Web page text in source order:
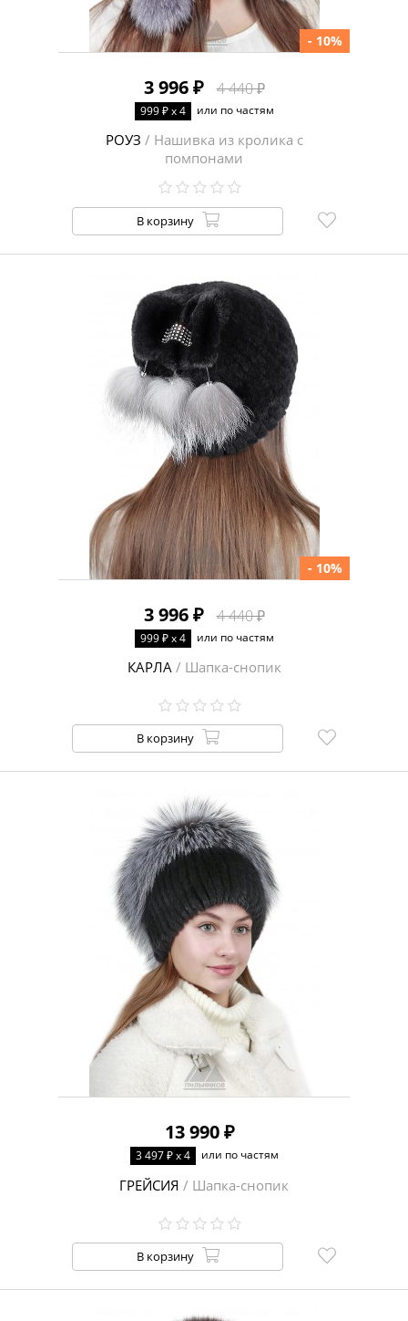
3 996 ₽ 4 440 ₽
- 10%
999 ₽ x 4 или по частям
РОУЗ / Нашивка из кролика с
помпонами
В корзину
3 996 ₽ 4 440 ₽
- 10%
999 ₽ x 4 или по частям
КАРЛА / Шапка-снопик
В корзину
13 990 ₽
3 497 ₽ x 4 или по частям
ГРЕЙСИЯ / Шапка-снопик
В корзину